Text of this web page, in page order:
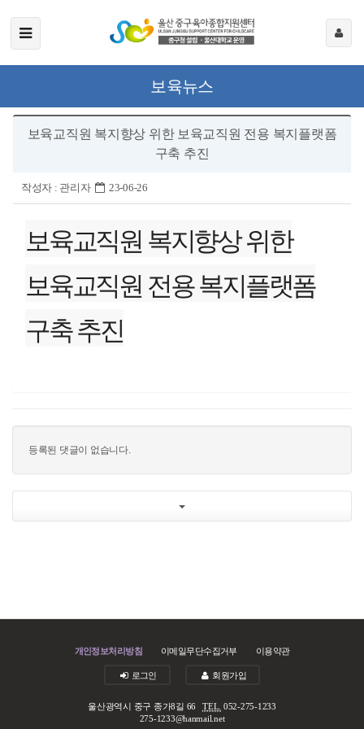
보육뉴스
보육교직원 복지향상 위한 보육교직원 전용 복지플랫폼
구축 추진
작성자 : 관리자 23-06-26
보육교직원 복지향상 위한
보육교직원 전용 복지플랫폼
구축 추진
등록된 댓글이 없습니다.
개인정보처리방침 이메일무단수집거부 이용약관
로그인 회원가입
울산광역시 중구 종가8길 66TEL. 052-275-1233
275-1233@hanmail.net